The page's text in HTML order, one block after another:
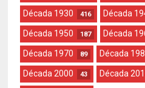
Década 1930 416 Década
Década 1950 187 Década
Década 1970 89 Década
Década 2000 43 Década